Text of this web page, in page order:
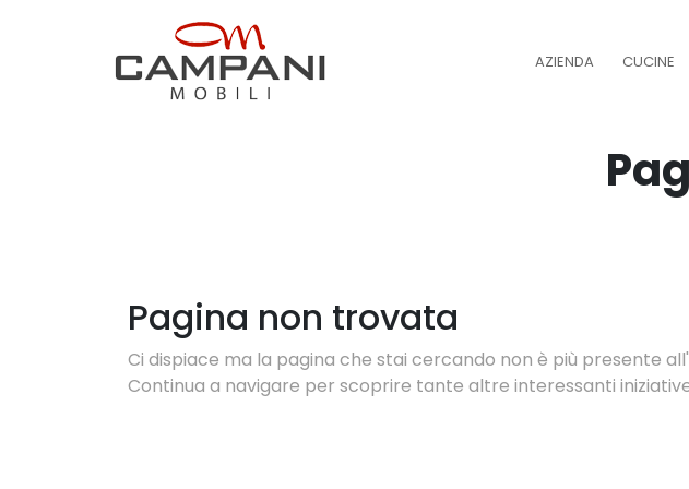
AZIENDA CUCINE
Pagina non trovata
Ci dispiace ma la pagina che stai cercando non è più presente
Continua a navigare per scoprire tante altre interessanti